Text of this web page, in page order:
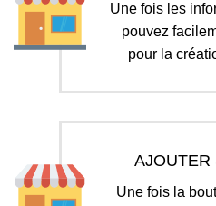
Une fois les
pouvez
pour la
AJOUTER
Une fois la